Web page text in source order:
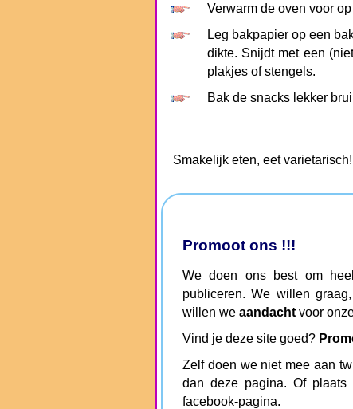
Verwarm de oven voor
Leg bakpapier op een
dikte. Snijdt met een
plakjes of stengels.
Bak de snacks lekker
Smakelijk eten, eet
Promoot ons !!!
We doen ons best om
publiceren. We willen
willen we aandacht voor
Vind je deze site goed?
Zelf doen we niet mee aan
dan deze pagina. Of
facebook-pagina.